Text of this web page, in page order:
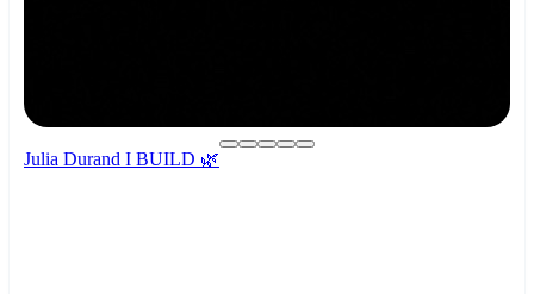
Julia Durand I BUILD 🌿